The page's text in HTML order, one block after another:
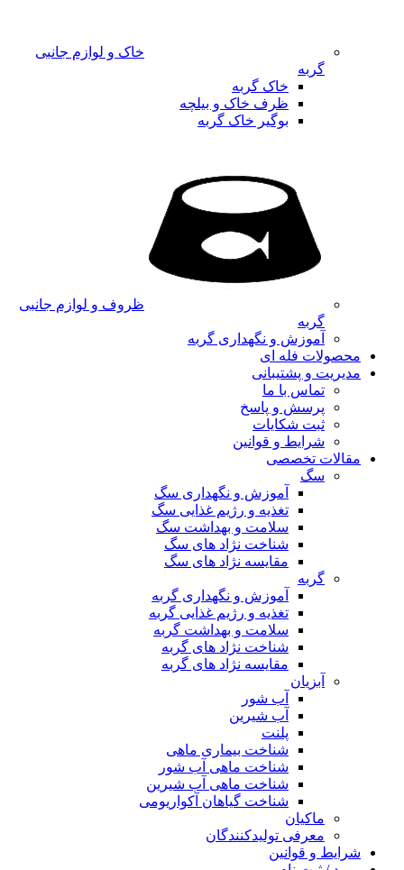
خاک و لوازم جانبی
گربه
خاک گربه
ظرف خاک و بیلچه
بوگیر خاک گربه
ظروف و لوازم جانبی
گربه
آموزش و نگهداری گربه
محصولات فله ای
مدیریت و پشتیبانی
تماس با ما
پرسش و پاسخ
ثبت شکایات
شرایط و قوانین
مقالات تخصصی
سگ
آموزش و نگهداری سگ
تغذیه و رژیم غذایی سگ
سلامت و بهداشت سگ
شناخت نژاد های سگ
مقایسه نژاد های سگ
گربه
آموزش و نگهداری گربه
تغذیه و رژیم غذایی گربه
سلامت و بهداشت گربه
شناخت نژاد های گربه
مقایسه نژاد های گربه
آبزیان
آب شور
آب شیرین
پلنت
شناخت بیماری ماهی
شناخت ماهی آب شور
شناخت ماهی آب شیرین
شناخت گیاهان آکواریومی
ماکیان
معرفی تولیدکنندگان
شرایط و قوانین